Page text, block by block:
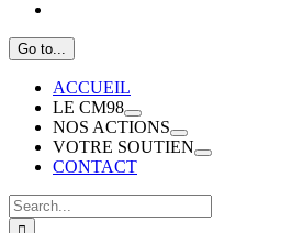
Go to...
ACCUEIL
LE CM98
NOS ACTIONS
VOTRE SOUTIEN
CONTACT
Search
for: